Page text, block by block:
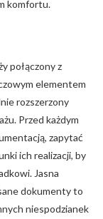
komfortu.
połączony z
elementem
rozszerzony
Przed każdym
zapytać
ich realizacji, by
Jasna
dokumenty to
niespodzianek